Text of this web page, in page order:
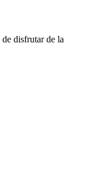
disfrutar de la